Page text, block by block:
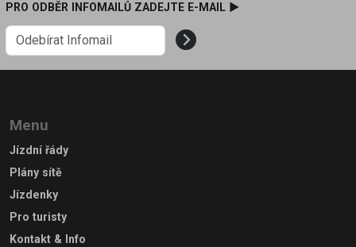
PRO ODBĚR INFOMAILŮ ZADEJTE E-MAIL ►
Menu
Jízdní řády
Plány sítě
Jízdenky
Pro turisty
Kontakt & Info